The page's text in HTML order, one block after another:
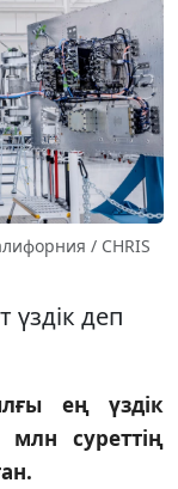
/ CHRIS
үздік деп
ең үздік
суреттің